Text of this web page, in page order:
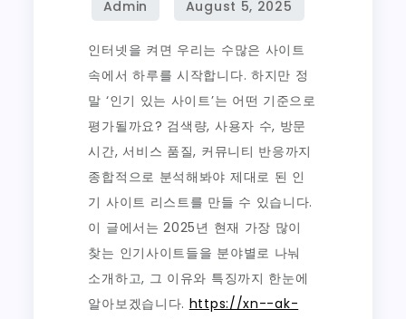
인터넷을 켜면 우리는 수많은 사이트
속에서 하루를 시작합니다. 하지만 정
말 ‘인기 있는 사이트’는 어떤 기준으로
평가될까요? 검색량, 사용자 수, 방문
시간, 서비스 품질, 커뮤니티 반응까지
종합적으로 분석해봐야 제대로 된 인
기 사이트 리스트를 만들 수 있습니다.
이 글에서는 2025년 현재 가장 많이
찾는 인기사이트들을 분야별로 나눠
소개하고, 그 이유와 특징까지 한눈에
알아보겠습니다. https://xn--ak-